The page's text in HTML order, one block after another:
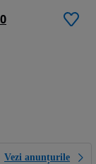
Vezi anunțurile